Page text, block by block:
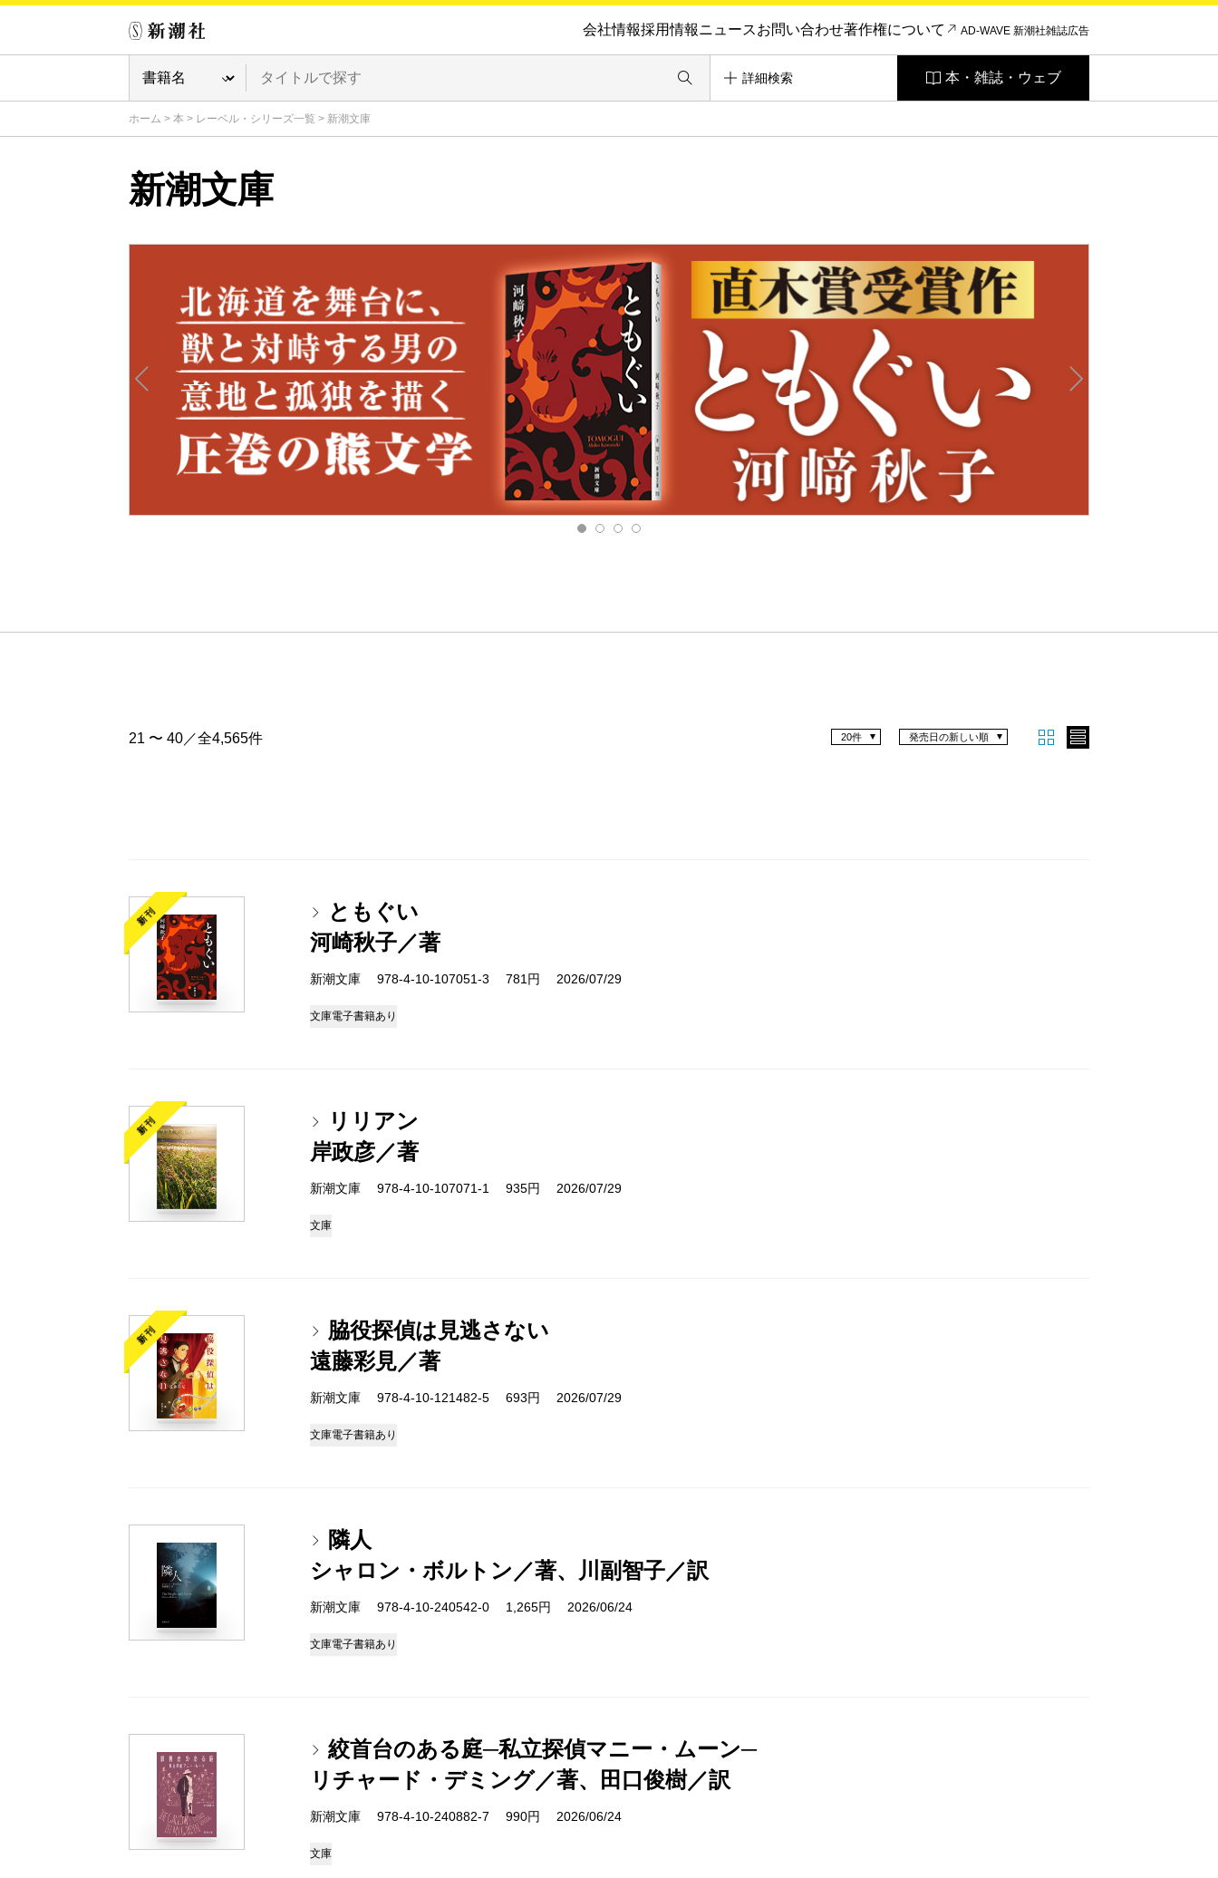
会社情報採用情報ニュースお問い合わせ著作権について AD-WAVE 新潮社雑誌広告
詳細検索 本・雑誌・ウェブ
ホーム > 本 > レーベル・シリーズ一覧 > 新潮文庫
新潮文庫
21 〜 40／全4,565件 発売日の新しい順
20件
新刊
ともぐい
河崎秋子／著
新潮文庫 978-4-10-107051-3 781円 2026/07/29
文庫電子書籍あり
新刊
リリアン
岸政彦／著
新潮文庫 978-4-10-107071-1 935円 2026/07/29
文庫
新刊
脇役探偵は見逃さない
遠藤彩見／著
新潮文庫 978-4-10-121482-5 693円 2026/07/29
文庫電子書籍あり
隣人
シャロン・ボルトン／著、川副智子／訳
新潮文庫 978-4-10-240542-0 1,265円 2026/06/24
文庫電子書籍あり
絞首台のある庭─私立探偵マニー・ムーン─
リチャード・デミング／著、田口俊樹／訳
新潮文庫 978-4-10-240882-7 990円 2026/06/24
文庫